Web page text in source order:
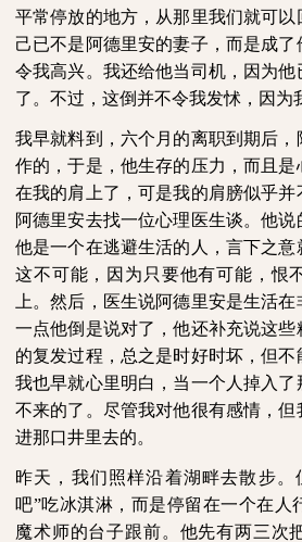
平常停放的地方，从那里我们就可以
己已不是阿德里安的妻子，而是成
令我高兴。我还给他当司机，因为
了。不过，这倒并不令我发怵，因为
我早就料到，六个月的离职到期后
作的，于是，他生存的压力，而且
在我的肩上了，可是我的肩膀似乎
阿德里安去找一位心理医生谈。他说
他是一个在逃避生活的人，言下之意
这不可能，因为只要他有可能，恨
上。然后，医生说阿德里安是生活
一点他倒是说对了，他还补充说这
的复发过程，总之是时好时坏，但
我也早就心里明白，当一个人掉入了
不来的了。尽管我对他很有感情，
进那口井里去的。
昨天，我们照样沿着湖畔去散步。
吧”吃冰淇淋，而是停留在一个在人
魔术师的台子跟前。他先有两三次